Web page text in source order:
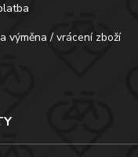
výměna / vrácení zboží